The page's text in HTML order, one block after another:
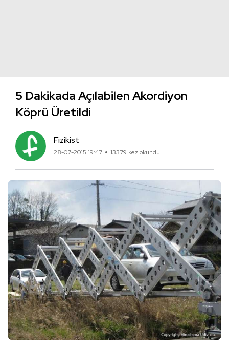
5 Dakikada Açılabilen Akordiyon
Köprü Üretildi
Fizikist
28-07-2015 19:47 13379 kez okundu.